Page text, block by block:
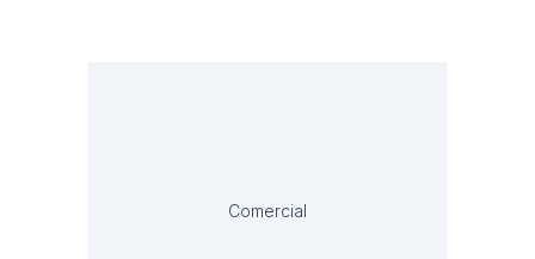
Comercial